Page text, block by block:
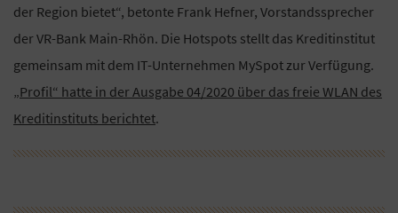
der Region bietet“, betonte Frank Hefner, Vorstandssprecher
der VR-Bank Main-Rhön. Die Hotspots stellt das Kreditinstitut
gemeinsam mit dem IT-Unternehmen MySpot zur Verfügung.
„Profil“ hatte in der Ausgabe 04/2020 über das freie WLAN des
Kreditinstituts berichtet.